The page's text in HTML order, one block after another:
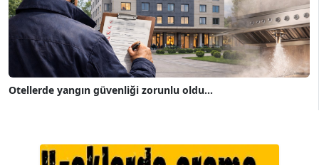
Otellerde yangın güvenliği zorunlu oldu...